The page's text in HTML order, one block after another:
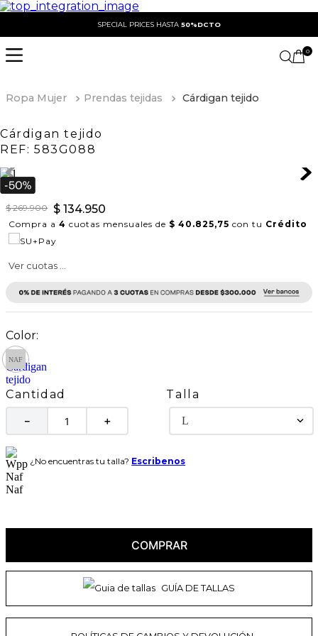
SPECIAL PRICES HASTA 50%DCTO
0
Ropa Mujer Prendas tejidas Cárdigan tejido
Cárdigan tejido
REF: 583G088
$ 269.900 $ 134.950
Compra a 4 cuotas mensuales de $ 40.825,75 con tu Crédito
Ver cuotas ...
Cantidad
＋
－
Talla
L
¿No encuentras tu talla? Escribenos
COMPRAR
GUÍA DE TALLAS